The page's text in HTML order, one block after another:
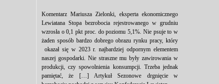
Komentarz Mariusza Zielonki, eksperta ekonomicznego
Lewiatana Stopa bezrobocia rejestrowanego w grudniu
wzrosła o 0,1 pkt proc. do poziomu 5,1%. Nie psuje to w
żaden sposób bardzo dobrego obrazu rynku pracy, który
okazał się w 2023 r. najbardziej odpornym elementem
naszej gospodarki. Nie straszne mu były zawirowania w
produkcji, czy spowolnienia konsumpcji. Trzeba jednak
pamiętać, że […] Artykuł Sezonowe drgnięcie w